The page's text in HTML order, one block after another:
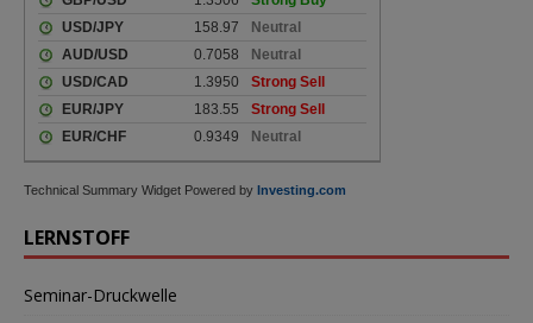
Technical Summary Widget Powered by Investing.com
LERNSTOFF
Seminar-Druckwelle